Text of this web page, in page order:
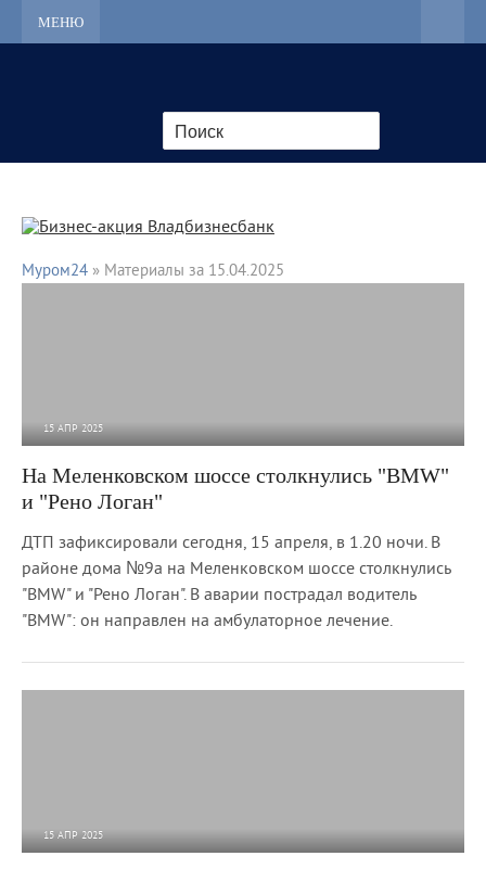
МЕНЮ
Муром24 » Материалы за 15.04.2025
15 АПР 2025
На Меленковском шоссе столкнулись "BMW"
и "Рено Логан"
ДТП зафиксировали сегодня, 15 апреля, в 1.20 ночи. В
районе дома №9а на Меленковском шоссе столкнулись
"BMW" и "Рено Логан". В аварии пострадал водитель
"BMW": он направлен на амбулаторное лечение.
15 АПР 2025